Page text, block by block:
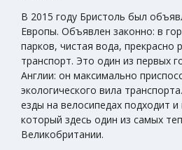
В 2015 году Бристоль был
Европы. Объявлен законно: в
парков, чистая вода, прекрасно
транспорт. Это один из первых
Англии: он максимально
экологического вила
езды на велосипедах подходит
который здесь один из самых
Великобритании.